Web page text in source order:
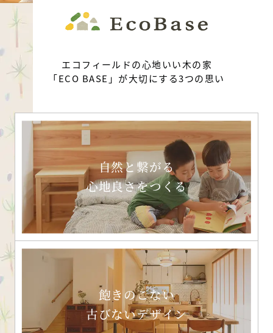
エコフィールドの心地いい木の家
「ECO BASE」が大切にする3つの思い
自然と繋がる
心地良さをつくる
飽きのこない
古びないデザイン